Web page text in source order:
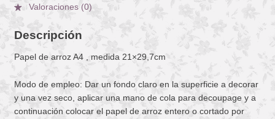
Valoraciones (0)
Descripción
Papel de arroz A4 , medida 21×29,7cm
Modo de empleo: Dar un fondo claro en la superficie a decorar
y una vez seco, aplicar una mano de cola para decoupage y a
continuación colocar el papel de arroz entero o cortado por